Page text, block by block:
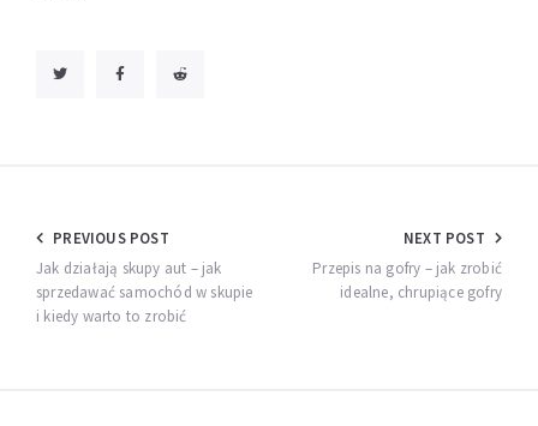
Nawigacja
wpisu
PREVIOUS POST
Jak działają skupy aut – jak
sprzedawać samochód w skupie
i kiedy warto to zrobić
NEXT POST
Przepis na gofry – jak zrobić
idealne, chrupiące gofry